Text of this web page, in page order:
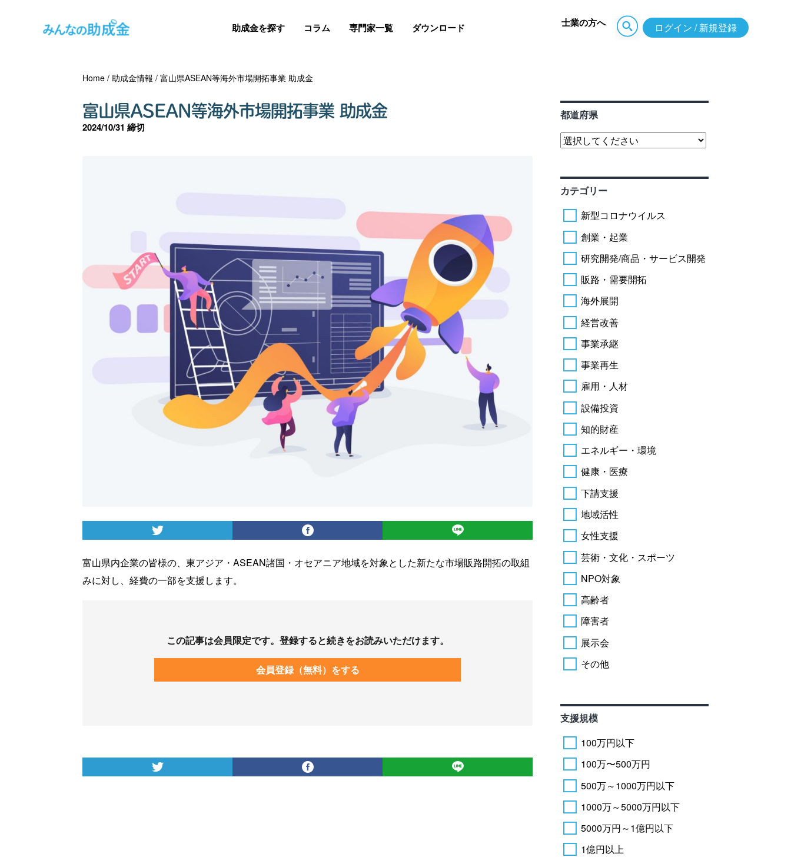
助成金を探す コラム 専門家一覧 ダウンロード 士業の方へ ログイン / 新規登録
Home /助成金情報 /富山県ASEAN等海外市場開拓事業 助成金
富山県ASEAN等海外市場開拓事業 助成金
2024/10/31 締切
富山県内企業の皆様の、東アジア・ASEAN諸国・オセアニア地域を対象とした新たな市場販路開拓の取組
みに対し、経費の一部を支援します。
この記事は会員限定です。登録すると続きをお読みいただけます。
会員登録（無料）をする
都道府県
カテゴリー
新型コロナウイルス
創業・起業
研究開発/商品・サービス開発
販路・需要開拓
海外展開
経営改善
事業承継
事業再生
雇用・人材
設備投資
知的財産
エネルギー・環境
健康・医療
下請支援
地域活性
女性支援
芸術・文化・スポーツ
NPO対象
高齢者
障害者
展示会
その他
支援規模
100万円以下
100万〜500万円
500万～1000万円以下
1000万～5000万円以下
5000万円～1億円以下
1億円以上